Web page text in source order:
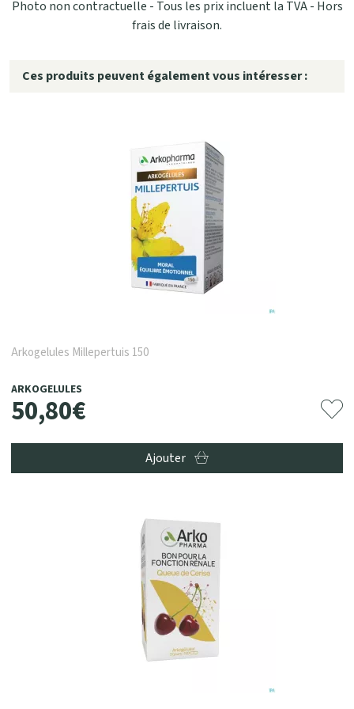
Photo non contractuelle - Tous les prix incluent la TVA - Hors
frais de livraison.
Ces produits peuvent également vous intéresser :
Arkogelules Millepertuis 150
ARKOGELULES
50,80€
Ajouter